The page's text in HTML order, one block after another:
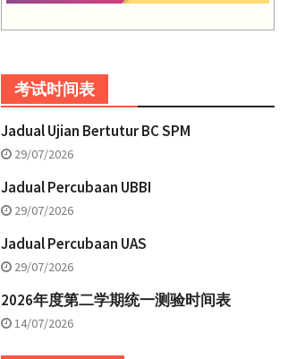
考试时间表
Jadual Ujian Bertutur BC SPM
29/07/2026
Jadual Percubaan UBBI
29/07/2026
Jadual Percubaan UAS
29/07/2026
2026年度第二学期统一测验时间表
14/07/2026